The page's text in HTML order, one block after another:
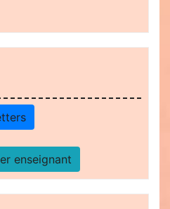
enseignant